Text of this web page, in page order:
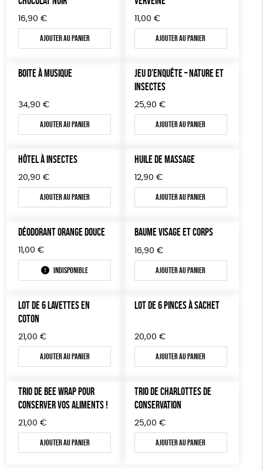
JEUX
Fairtrade Biodégradable
16,90 €
Ajouter au panier
11,00 €
Ajouter au panier
BOITE À MUSIQUE
34,90 €
Ajouter au panier
JEU D’ENQUÊTE – NATURE ET
INSECTES
25,90 €
Ajouter au panier
HÔTEL À INSECTES
20,90 €
Ajouter au panier
HUILE DE MASSAGE
12,90 €
Ajouter au panier
DÉODORANT ORANGE DOUCE
11,00 €
Indisponible
BAUME VISAGE ET CORPS
16,90 €
Ajouter au panier
LOT DE 6 LAVETTES EN
COTON
21,00 €
Ajouter au panier
LOT DE 6 PINCES À SACHET
20,00 €
Ajouter au panier
TRIO DE BEE WRAP POUR
CONSERVER VOS ALIMENTS !
21,00 €
Ajouter au panier
TRIO DE CHARLOTTES DE
CONSERVATION
25,00 €
Ajouter au panier